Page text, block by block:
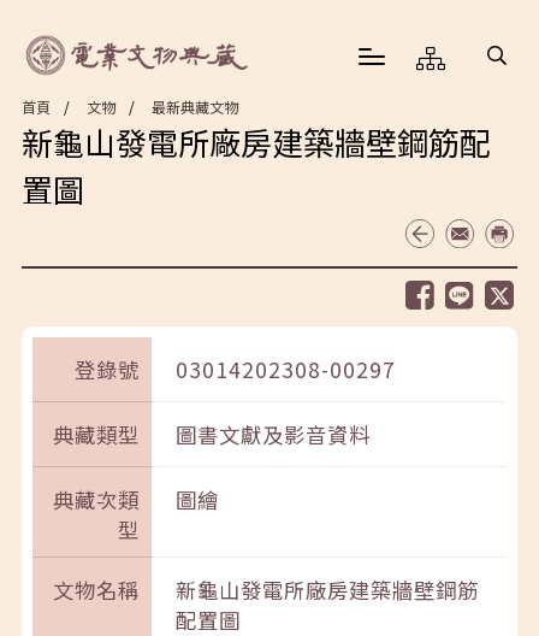
首頁 文物 最新典藏文物
新龜山發電所廠房建築牆壁鋼筋配
置圖
登錄號 03014202308-00297
典藏類型 圖書文獻及影音資料
典藏次類
型
圖繪
文物名稱
新龜山發電所廠房建築牆壁鋼筋
配置圖